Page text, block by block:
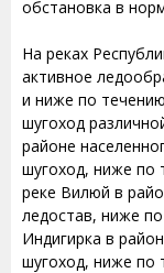
обстановка в
На реках
активное
и ниже по
шугоход
районе
шугоход, ниже по
реке Вилюй в
ледостав, ниже
Индигирка в
шугоход, ниже по